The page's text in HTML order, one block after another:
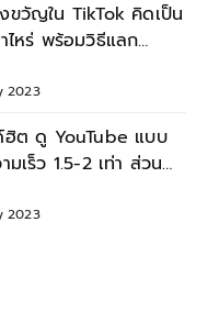
ขวัญใน TikTok คิดเป็น
าไหร่ พร้อมวิธีแลก
2023
ฮิต ดู YouTube แบบ
มเร็ว 1.5-2 เท่า ส่วน
2023